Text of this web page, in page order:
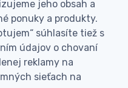
darček
pomôžeme vybrať
jeho obsah a
ponuky a produkty.
súhlasíte tiež s
údajov o chovaní
reklamy na
sieťach na